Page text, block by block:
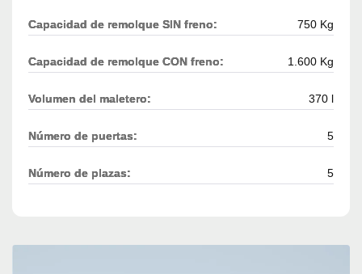
Capacidad de remolque SIN freno: 750 Kg
Capacidad de remolque CON freno: 1.600 Kg
Volumen del maletero: 370 l
Número de puertas: 5
Número de plazas: 5